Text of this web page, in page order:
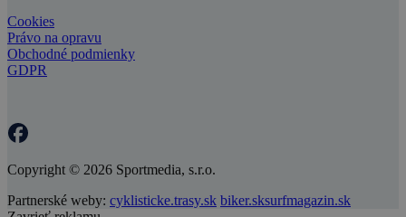
Cookies
Právo na opravu
Obchodné podmienky
GDPR
Copyright © 2026 Sportmedia, s.r.o.
Partnerské weby: cyklisticke.trasy.sk biker.sksurfmagazin.sk